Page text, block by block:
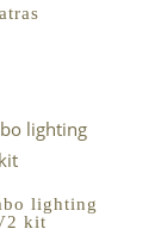
lighting
kit